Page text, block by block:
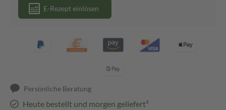
E-Rezept einlösen
Persönliche Beratung
Heute bestellt und morgen geliefert³